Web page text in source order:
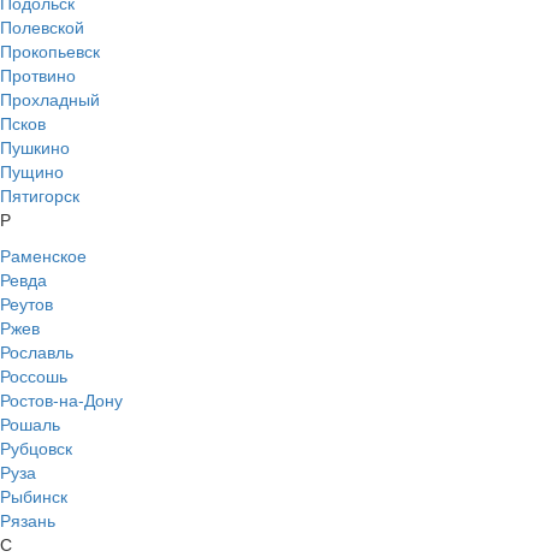
Полевской
Прокопьевск
Протвино
Прохладный
Псков
Пушкино
Пущино
Пятигорск
Р
Раменское
Ревда
Реутов
Ржев
Рославль
Россошь
Ростов-на-Дону
Рошаль
Рубцовск
Руза
Рыбинск
Рязань
С